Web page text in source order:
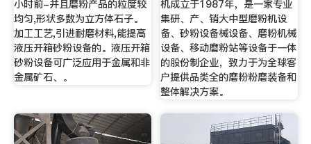
小时前-并且磨粉产品的粒度较
均匀,形状多数为立方体石子。
加工工艺,引进耐磨材料,能提高
液压开箱砂粉设备的。液压开箱
砂粉设备可广泛应用于金属和非
金属矿石、。
机成立于1987年，是一家专业
集研、产、销大中型磨粉机设
备、砂粉设备械设备、磨粉机械
设备、移动磨粉站等设备于一体
的股份制企业，致力于为全球客
户提供品类全的磨粉粉磨装备和
整体解决方案。